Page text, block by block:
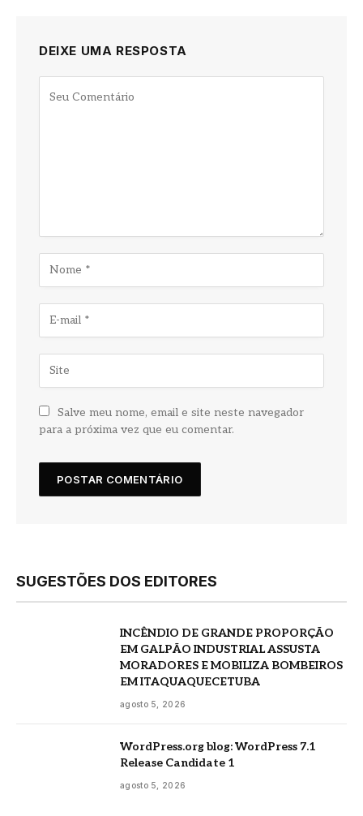
DEIXE UMA RESPOSTA
Salve meu nome, email e site neste navegador
para a próxima vez que eu comentar.
SUGESTÕES DOS EDITORES
INCÊNDIO DE GRANDE PROPORÇÃO
EM GALPÃO INDUSTRIAL ASSUSTA
MORADORES E MOBILIZA BOMBEIROS
EM ITAQUAQUECETUBA
agosto 5, 2026
WordPress.org blog: WordPress 7.1
Release Candidate 1
agosto 5, 2026